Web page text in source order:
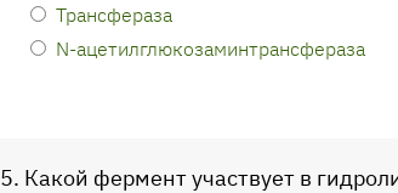
Трансфераза
N-ацетилглюкозаминтрансфераза
5. Какой фермент участвует в